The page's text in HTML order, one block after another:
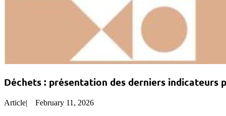
Déchets : présentation des derniers indicateurs
Article| February 11, 2026